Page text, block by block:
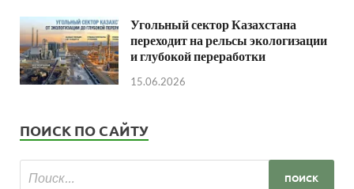
Угольный сектор Казахстана
переходит на рельсы экологизации
и глубокой переработки
15.06.2026
ПОИСК ПО САЙТУ